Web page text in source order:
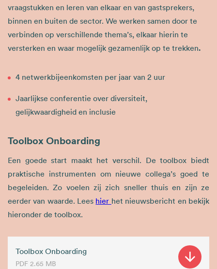
vraagstukken en leren van elkaar en van gastsprekers,
binnen en buiten de sector. We werken samen door te
verbinden op verschillende thema’s, elkaar hierin te
versterken en waar mogelijk gezamenlijk op te trekken.
4 netwerkbijeenkomsten per jaar van 2 uur​
Jaarlijkse conferentie over diversiteit,
gelijkwaardigheid en inclusie
Toolbox Onboarding
Een goede start maakt het verschil. De toolbox biedt
praktische instrumenten om nieuwe collega’s goed te
begeleiden. Zo voelen zij zich sneller thuis en zijn ze
eerder van waarde. Lees hier het nieuwsbericht en bekijk
hieronder de toolbox.
Toolbox Onboarding
PDF 2.65 MB